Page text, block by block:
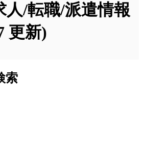
人/転職/派遣情報
更新)
索